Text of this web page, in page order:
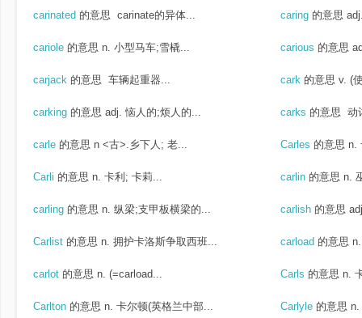
carinated 的意思 carinate的异体... caring 的意思
cariole 的意思 n. 小型马车;雪橇... carious 的意思
carjack 的意思 车辆起重器... cark 的意思 v. (
carking 的意思 adj. 恼人的;烦人的... carks 的意思 动
carle 的意思 n <古>.乡下人; 老... Carles 的意思 n.
Carli 的意思 n. 卡利; 卡莉... carlin 的意思 n.
carling 的意思 n. 纵梁;支甲板横梁的... carlish 的意思
Carlist 的意思 n. 拥护卡洛斯争取西班... carload 的意思
carlot 的意思 n. (=carload... Carls 的意思 n.
Carlton 的意思 n. 卡尔顿(英格兰中部... Carlyle 的意思